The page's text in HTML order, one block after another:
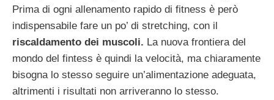
Prima di ogni allenamento rapido di fitness è però
indispensabile fare un po’ di stretching, con il
riscaldamento dei muscoli. La nuova frontiera del
mondo del fintess è quindi la velocità, ma chiaramente
bisogna lo stesso seguire un’alimentazione adeguata,
altrimenti i risultati non arriveranno lo stesso.